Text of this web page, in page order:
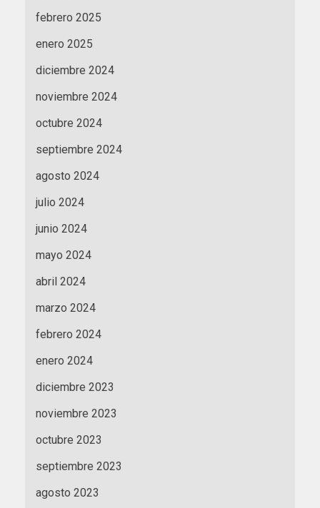
febrero 2025
enero 2025
diciembre 2024
noviembre 2024
octubre 2024
septiembre 2024
agosto 2024
julio 2024
junio 2024
mayo 2024
abril 2024
marzo 2024
febrero 2024
enero 2024
diciembre 2023
noviembre 2023
octubre 2023
septiembre 2023
agosto 2023